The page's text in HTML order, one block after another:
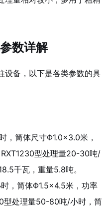
数详解
设备，以下是各类参数的具
，筒体尺寸Φ1.0×3.0米，
型处理量20-30吨/
千瓦，重量5.8吨。
，筒体Φ1.5×4.5米，功率
型处理量50-80吨/小时，筒